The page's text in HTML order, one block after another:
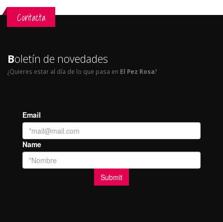
Contacta
Boletín de novedades
¿Quieres estar al día de lo que pasa en El Pez Rosa?